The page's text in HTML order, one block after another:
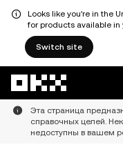
Looks like you're in the
for products available in
Switch site
Эта страница
справочных целей.
недоступны в вашем